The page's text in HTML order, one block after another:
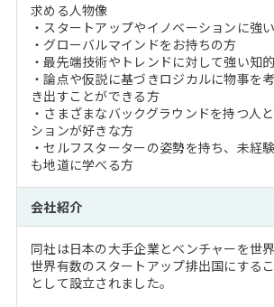
求める人物像
・スタートアップやイノベーションに強
・グローバルマインドをお持ちの方
・最先端技術やトレンドに対して強い知
・論点や仮説に基づきロジカルに物事を
き出すことができる方
・さまざまなバックグラウンドを持つ人
ションが好きな方
・セルフスターターの姿勢を持ち、未経
も地道に学べる方
会社紹介
同社は日本の大手企業とベンチャーを世
世界有数のスタートアップ排出国にする
として設立されました。